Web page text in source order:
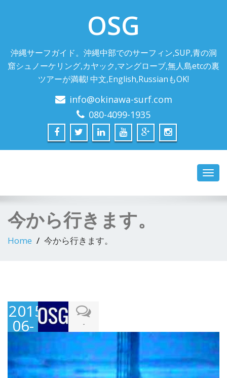
OSG
沖縄サーフガイド。沖縄中部でのサーフィン,SUP,青の洞
窟シュノーケリング,カヤック,マングローブ,無人島etcの裏
ツアーが満載! 中文,English,RussianもOK!
info@okinawa-surf.com
080-4099-1935
今から行きます。
Home 今から行きます。
2015-
06-
21
-